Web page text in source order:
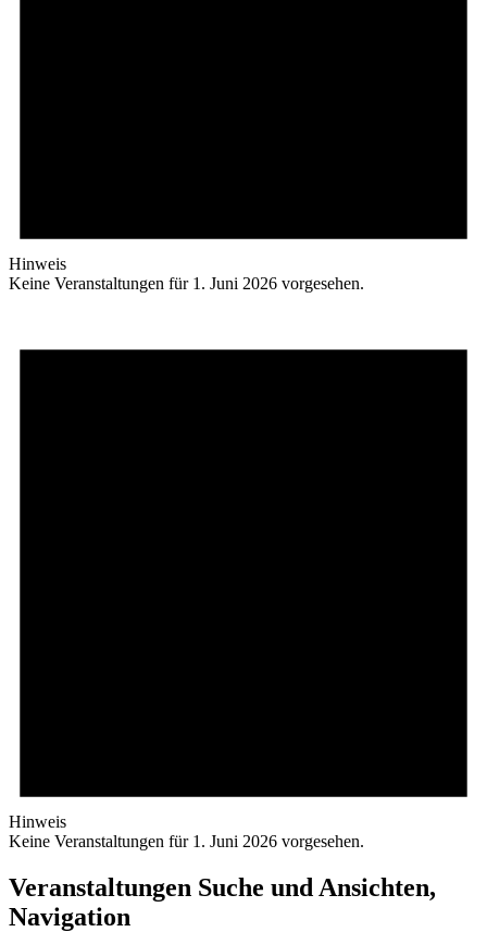
Hinweis
Keine Veranstaltungen für 1. Juni 2026 vorgesehen.
Hinweis
Keine Veranstaltungen für 1. Juni 2026 vorgesehen.
Veranstaltungen Suche und Ansichten,
Navigation